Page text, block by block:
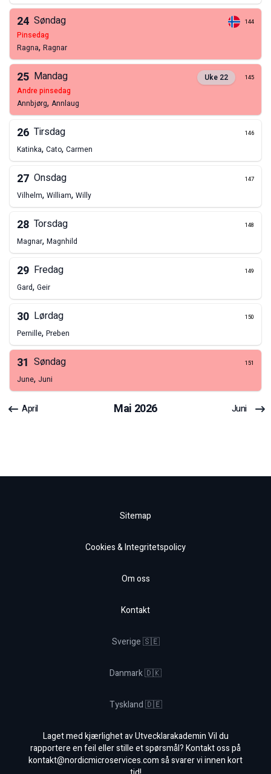
24 Søndag 144
pinsedag
Ragna, Ragnar
25 Mandag Uke 22 145
andre pinsedag
Annbjørg, Annlaug
26 Tirsdag 146
Katinka, Cato, Carmen
27 Onsdag 147
Vilhelm, William, Willy
28 Torsdag 148
Magnar, Magnhild
29 Fredag 149
Gard, Geir
30 Lørdag 150
Pernille, Preben
31 Søndag 151
June, Juni
April Mai 2026 Juni
Sitemap
Cookies & Integritetspolicy
Om oss
Kontakt
Sverige 🇸🇪
Danmark 🇩🇰
Tyskland 🇩🇪
Laget med kjærlighet av Utvecklarakademin Vil du
rapportere en feil eller stille et spørsmål? Kontakt oss på
kontakt@nordicmicroservices.comså svarer vi innen kort